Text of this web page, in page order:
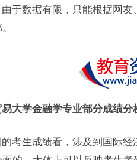
于数据有限，只能根据网
大学金融学专业部分成绩分
考生成绩看，涉及到国际